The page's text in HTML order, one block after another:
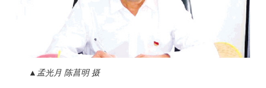
▲孟光月 陈菖明 摄